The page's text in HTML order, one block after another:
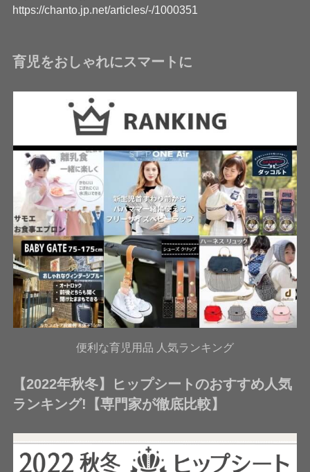
https://chanto.jp.net/articles/-/1000351
育児をおしゃれにスマートに
便利な育児用品 人気ランキング
【2022年秋冬】ヒップシートのおすすめ人気
ランキング!【専門家が徹底比較】